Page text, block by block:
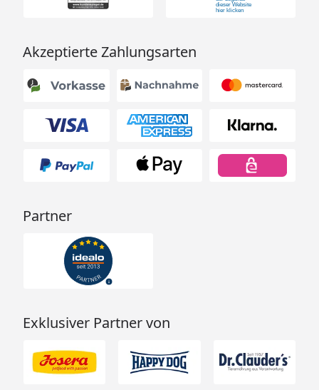
Akzeptierte Zahlungsarten
Partner
Exklusiver Partner von